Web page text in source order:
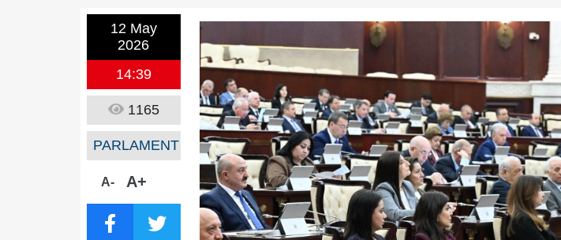
12 May
2026
14:39
1165
PARLAMENT
A- A+